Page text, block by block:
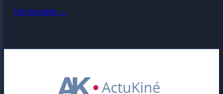
Lire la suite →